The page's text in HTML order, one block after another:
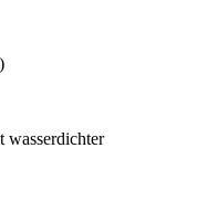
wasserdichter